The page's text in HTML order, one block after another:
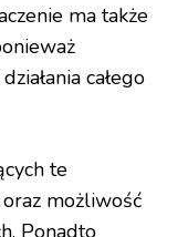
ma także
całego
te
możliwość